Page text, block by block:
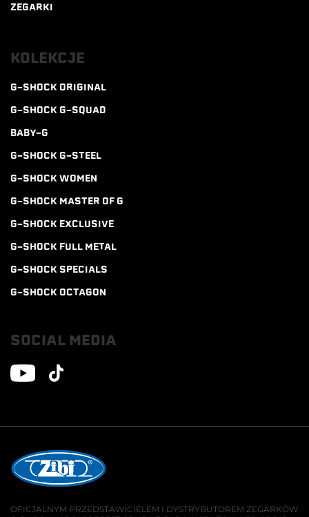
ZEGARKI
KOLEKCJE
G-SHOCK ORIGINAL
G-SHOCK G-SQUAD
BABY-G
G-SHOCK G-STEEL
G-SHOCK WOMEN
G-SHOCK MASTER OF G
G-SHOCK EXCLUSIVE
G-SHOCK FULL METAL
G-SHOCK SPECIALS
G-SHOCK OCTAGON
SOCIAL MEDIA
OFICJALNYM PRZEDSTAWICIELEM I DYSTRYBUTOREM ZEGARKÓW